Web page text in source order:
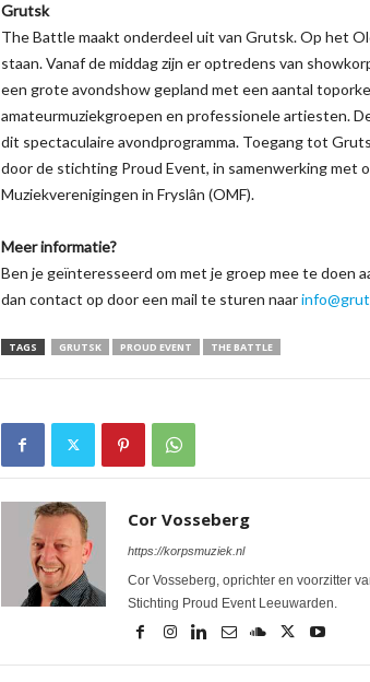
Grutsk
The Battle maakt onderdeel uit van Grutsk. Op het
staan. Vanaf de middag zijn er optredens van
een grote avondshow gepland met een aantal
amateurmuziekgroepen en professionele artiesten.
dit spectaculaire avondprogramma. Toegang tot
door de stichting Proud Event, in samenwerking met
Muziekverenigingen in Fryslân (OMF).
Meer informatie?
Ben je geïnteresseerd om met je groep mee te doen
dan contact op door een mail te sturen naar
TAGS GRUTSK PROUD EVENT THE BATTLE
Cor Vosseberg
https://korpsmuziek.nl
Cor Vosseberg, oprichter en voorzitter
Stichting Proud Event Leeuwarden.